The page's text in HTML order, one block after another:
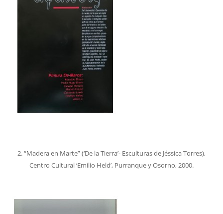
2. “Madera en Marte” (‘De la Tierra’- Esculturas de Jéssica Torres),
Centro Cultural ‘Emilio Held’, Purranque y Osorno, 2000.